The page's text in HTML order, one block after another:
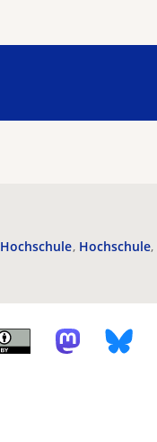
Hochschule Hochschule